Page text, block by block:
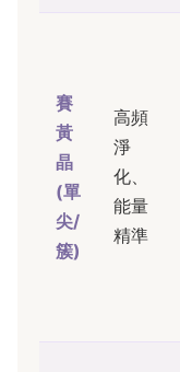
賽
黃
晶
(單
尖/
簇)
高頻
淨
化、
能量
精準